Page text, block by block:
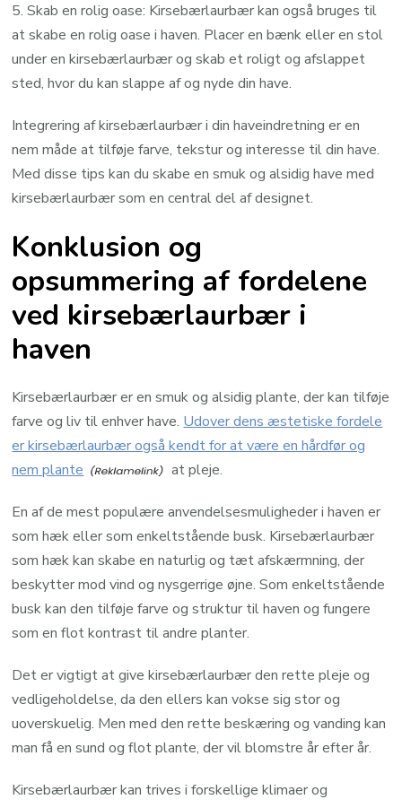
5. Skab en rolig oase: Kirsebærlaurbær kan også bruges til
at skabe en rolig oase i haven. Placer en bænk eller en stol
under en kirsebærlaurbær og skab et roligt og afslappet
sted, hvor du kan slappe af og nyde din have.
Integrering af kirsebærlaurbær i din haveindretning er en
nem måde at tilføje farve, tekstur og interesse til din have.
Med disse tips kan du skabe en smuk og alsidig have med
kirsebærlaurbær som en central del af designet.
Konklusion og
opsummering af fordelene
ved kirsebærlaurbær i
haven
Kirsebærlaurbær er en smuk og alsidig plante, der kan tilføje
farve og liv til enhver have. Udover dens æstetiske fordele
er kirsebærlaurbær også kendt for at være en hårdfør og
nem plante
at pleje.
En af de mest populære anvendelsesmuligheder i haven er
som hæk eller som enkeltstående busk. Kirsebærlaurbær
som hæk kan skabe en naturlig og tæt afskærmning, der
beskytter mod vind og nysgerrige øjne. Som enkeltstående
busk kan den tilføje farve og struktur til haven og fungere
som en flot kontrast til andre planter.
Det er vigtigt at give kirsebærlaurbær den rette pleje og
vedligeholdelse, da den ellers kan vokse sig stor og
uoverskuelig. Men med den rette beskæring og vanding kan
man få en sund og flot plante, der vil blomstre år efter år.
Kirsebærlaurbær kan trives i forskellige klimaer og